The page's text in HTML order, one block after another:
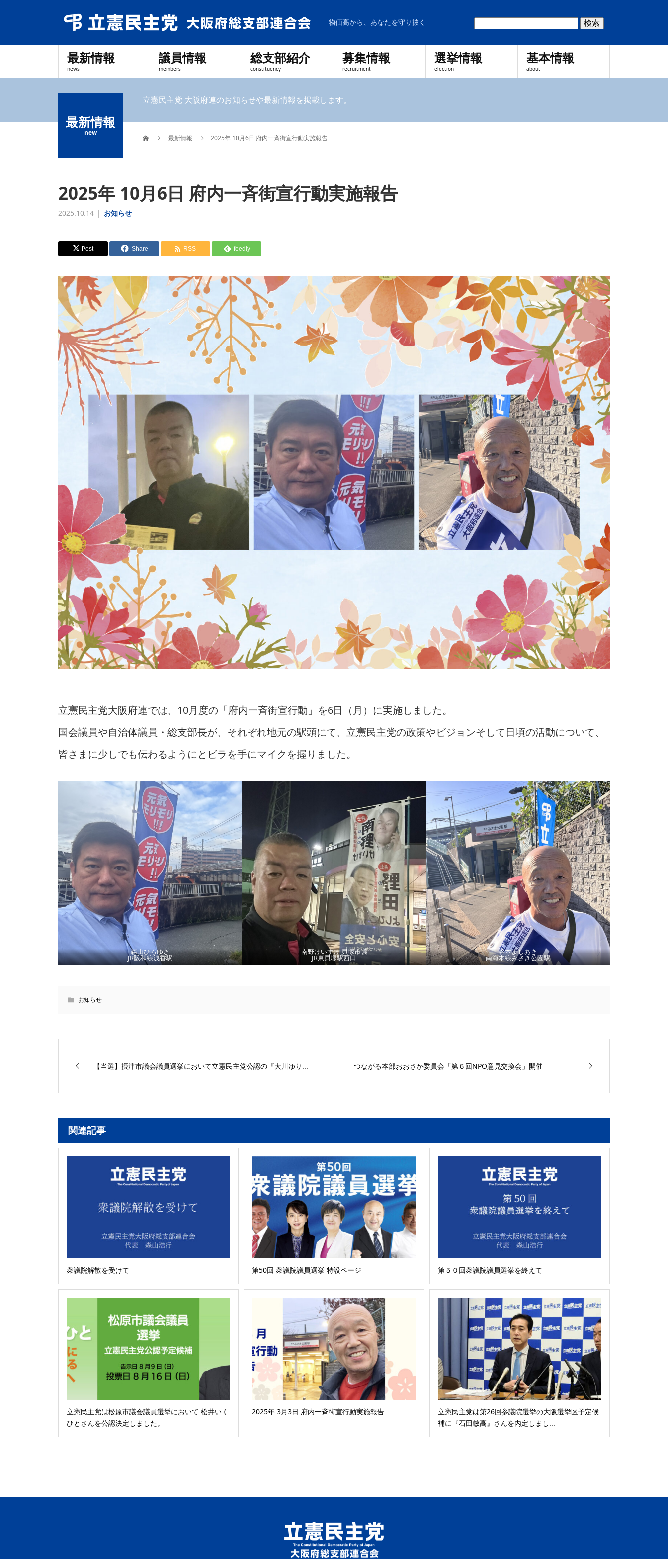
物価高から、あなたを守り抜く
最新情報
news
議員情報
members
総支部紹介
constituency
募集情報
recruitment
選挙情報
election
基本情報
about
最新情報
new
立憲民主党 大阪府連のお知らせや最新情報を掲載します。
最新情報 2025年 10月6日 府内一斉街宣行動実施報告
2025年 10月6日 府内一斉街宣行動実施報告
2025.10.14 お知らせ
Post Share RSS feedly
立憲民主党大阪府連では、10月度の「府内一斉街宣行動」を6日（月）に実施しました。
国会議員や自治体議員・総支部長が、それぞれ地元の駅頭にて、立憲民主党の政策やビジョンそして日頃の活動について、
皆さまに少しでも伝わるようにとビラを手にマイクを握りました。
森山ひろゆき
JR阪和線浅香駅
南野けいすけ 貝塚市議
JR東貝塚駅西口
谷本よしあき
南海本線みさき公園駅
お知らせ
【当選】摂津市議会議員選挙において立憲民主党公認の『大川ゆり... つながる本部おおさか委員会「第６回NPO意見交換会」開催
関連記事
衆議院解散を受けて 第50回 衆議院議員選挙 特設ページ 第５０回衆議院議員選挙を終えて
立憲民主党は松原市議会議員選挙において 松井いく
ひとさんを公認決定しました。
2025年 3月3日 府内一斉街宣行動実施報告
立憲民主党は第26回参議院選挙の大阪選挙区予定候
補に『石田敏高』さんを内定しまし...